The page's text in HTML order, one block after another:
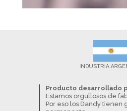
INDUSTRIA
Producto desarrollado
Estamos orgullosos de
Por eso los Dandy tienen